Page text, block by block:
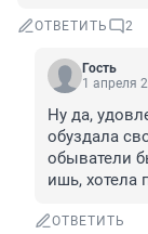
ОТВЕТИТЬ 2
Гость
1 апреля
Ну да,
обуздала
обыватели
ишь, хотела
ОТВЕТИТЬ